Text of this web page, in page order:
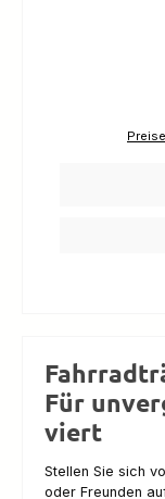
Für
viert
Stellen Sie sich
oder Freunden